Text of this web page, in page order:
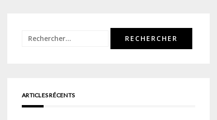
Rechercher :
ARTICLES RÉCENTS